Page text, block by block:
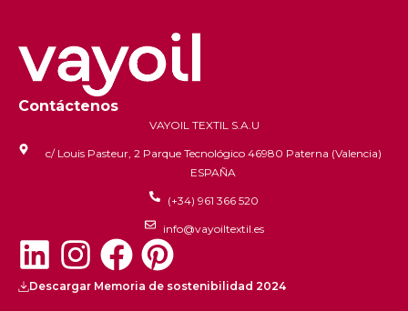
Contáctenos
VAYOIL TEXTIL S.A.U
c/ Louis Pasteur, 2 Parque Tecnológico 46980 Paterna (Valencia)
ESPAÑA
(+34) 961 366 520
info@vayoiltextil.es
Descargar Memoria de sostenibilidad 2024